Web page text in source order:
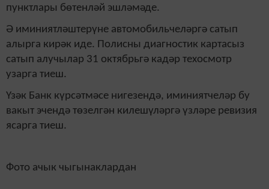
пунктлары бөтенләй эшләмәде.
Ә иминиятләштерүне автомобильчеләргә сатып
алырга кирәк иде. Полисны диагностик картасыз
сатып алучылар 31 октябрьгә кадәр техосмотр
узарга тиеш.
Үзәк Банк күрсәтмәсе нигезендә, иминиятчеләр бу
вакыт эчендә төзелгән килешүләргә үзләре ревизия
ясарга тиеш.
Фото ачык чыгынаклардан